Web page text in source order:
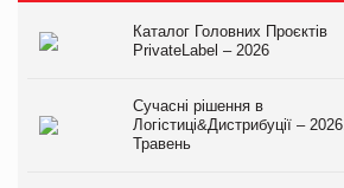
Каталог Головних Проєктів
PrivateLabel – 2026
Сучасні рішення в
Логістиці&Дистрибуції – 2026.
Травень